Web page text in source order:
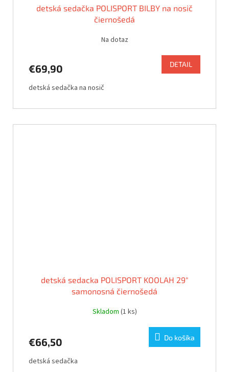
detská sedačka POLISPORT BILBY na nosič
čiernošedá
Na dotaz
€69,90 DETAIL
detská sedačka na nosič
detská sedacka POLISPORT KOOLAH 29"
samonosná čiernošedá
Skladom (1 ks)
€66,50 Do košíka
detská sedačka